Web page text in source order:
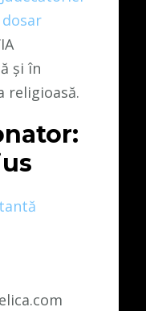
și în
religioasă.